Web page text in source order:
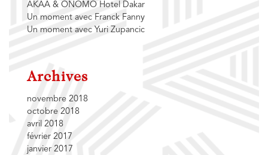
AKAA & ONOMO Hotel Dakar
Un moment avec Franck Fanny
Un moment avec Yuri Zupancic
Archives
novembre 2018
octobre 2018
avril 2018
février 2017
janvier 2017